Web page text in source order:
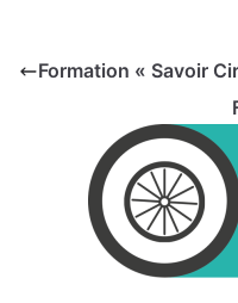
Formation « Savoir